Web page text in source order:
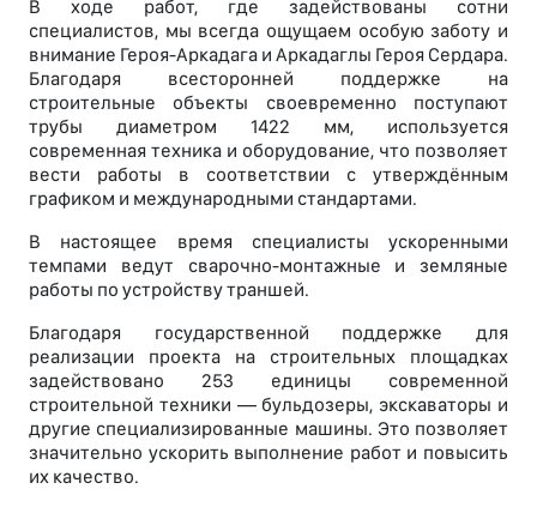
В ходе работ, где задействованы сотни
специалистов, мы всегда ощущаем особую заботу и
внимание Героя-Аркадага и Аркадаглы Героя Сердара.
Благодаря всесторонней поддержке на
строительные объекты своевременно поступают
трубы диаметром 1422 мм, используется
современная техника и оборудование, что позволяет
вести работы в соответствии с утверждённым
графиком и международными стандартами.
В настоящее время специалисты ускоренными
темпами ведут сварочно-монтажные и земляные
работы по устройству траншей.
Благодаря государственной поддержке для
реализации проекта на строительных площадках
задействовано 253 единицы современной
строительной техники — бульдозеры, экскаваторы и
другие специализированные машины. Это позволяет
значительно ускорить выполнение работ и повысить
их качество.